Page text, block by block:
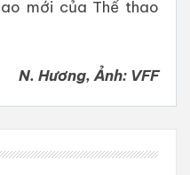
mới của Thể thao
N. Hương, Ảnh: VFF